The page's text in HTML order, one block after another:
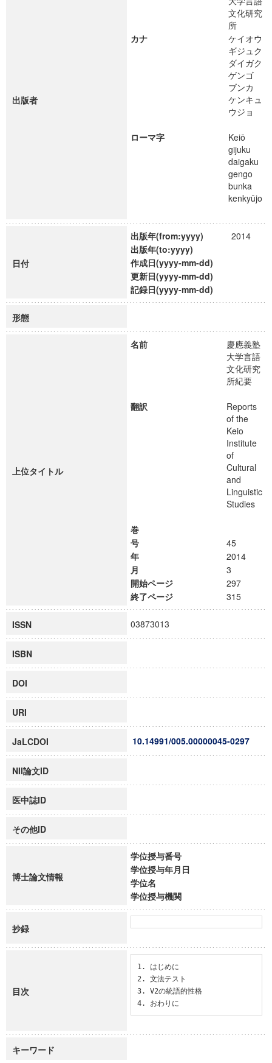
出版者
文化研究
所
カナ
ケイオウ
ギジュク
ダイガク
ゲンゴ
ブンカ
ケンキュ
ウジョ
ローマ字
Keiō
gijuku
daigaku
gengo
bunka
kenkyūjo
日付
出版年(from:yyyy)
2014
出版年(to:yyyy)
作成日(yyyy-mm-dd)
更新日(yyyy-mm-dd)
記録日(yyyy-mm-dd)
形態
上位タイトル
名前
慶應義塾
大学言語
文化研究
所紀要
翻訳
Reports
of the
Keio
Institute
of
Cultural
and
Linguistic
Studies
巻
号
45
年
2014
月
3
開始ページ
297
終了ページ
315
ISSN 03873013
ISBN
DOI
URI
JaLCDOI 10.14991/005.00000045-0297
NII論文ID
医中誌ID
その他ID
博士論文情報
学位授与番号
学位授与年月日
学位名
学位授与機関
抄録
目次
1. はじめに
2. 文法テスト
3. V2の統語的性格
4. おわりに
キーワード